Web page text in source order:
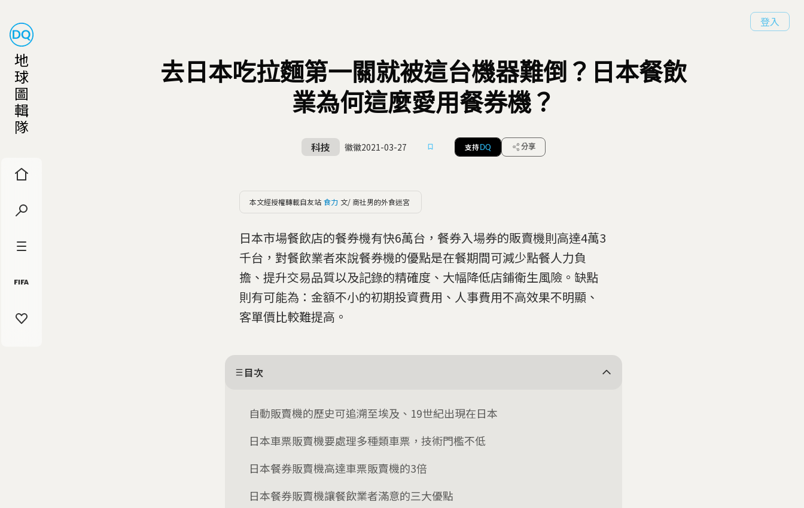
地
球
圖
輯
隊
登入
去日本吃拉麵第一關就被這台機器難倒？日本餐飲
業為何這麼愛用餐券機？
科技 徽徽2021-03-27 支持 DQ 分享
本文經授權轉載自友站 食力 文/ 商社男的外食迷宮
日本市場餐飲店的餐券機有快6萬台，餐券入場券的販賣機則高達4萬3
千台，對餐飲業者來說餐券機的優點是在餐期間可減少點餐人力負
擔、提升交易品質以及記錄的精確度、大幅降低店鋪衛生風險。缺點
則有可能為：金額不小的初期投資費用、人事費用不高效果不明顯、
客單價比較難提高。
目次
自動販賣機的歷史可追溯至埃及、19世紀出現在日本
日本車票販賣機要處理多種類車票，技術門檻不低
日本餐券販賣機高達車票販賣機的3倍
日本餐券販賣機讓餐飲業者滿意的三大優點